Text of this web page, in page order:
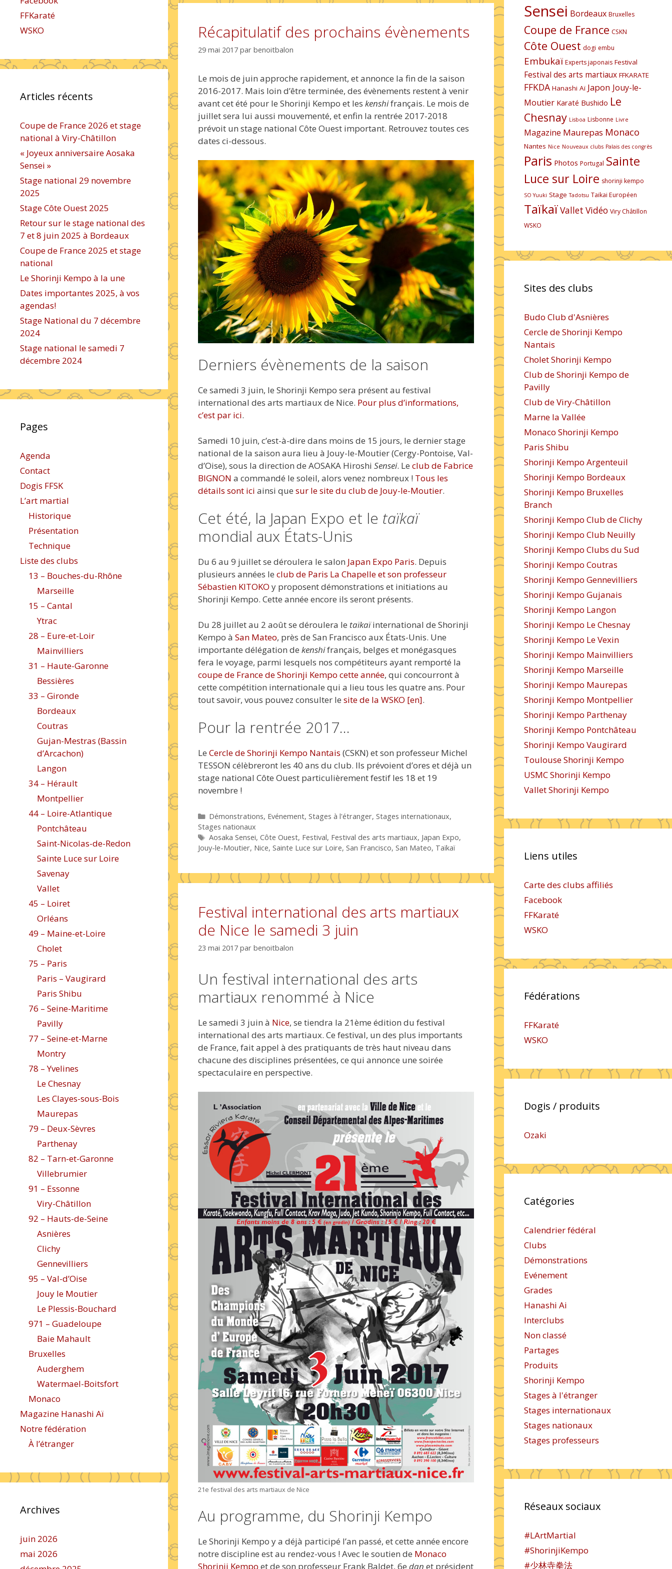
Récapitulatif des prochains évènements
29 mai 2017 par benoitbalon
Le mois de juin approche rapidement, et annonce la fin de la saison
2016-2017. Mais loin d’être terminée, des évènements restent à venir
avant cet été pour le Shorinji Kempo et les kenshifrançais. Le mois de
juillet sera lui aussi mouvementé, et enfin la rentrée 2017-2018
prévoit un stage national Côte Ouest important. Retrouvez toutes ces
dates ci-dessous.
Derniers évènements de la saison
Ce samedi 3 juin, le Shorinji Kempo sera présent au festival
international des arts martiaux de Nice. Pour plus d’informations,
c’est par ici.
Samedi 10 juin, c’est-à-dire dans moins de 15 jours, le dernier stage
national de la saison aura lieu à Jouy-le-Moutier (Cergy-Pontoise, Val-
d’Oise), sous la direction de AOSAKA Hiroshi Sensei. Le club de Fabrice
BIGNON a commandé le soleil, alors venez nombreux ! Tous les
détails sont ici ainsi que sur le site du club de Jouy-le-Moutier.
Cet été, la Japan Expo et le taïkaï
mondial aux États-Unis
Du 6 au 9 juillet se déroulera le salon Japan Expo Paris. Depuis
plusieurs années le club de Paris La Chapelle et son professeur
Sébastien KITOKO y proposent démonstrations et initiations au
Shorinji Kempo. Cette année encore ils seront présents.
Du 28 juillet au 2 août se déroulera le taïkaïinternational de Shorinji
Kempo à San Mateo, près de San Francisco aux États-Unis. Une
importante délégation de kenshifrançais, belges et monégasques
fera le voyage, parmi lesquels nos compétiteurs ayant remporté la
coupe de France de Shorinji Kempo cette année, qui concourront à
cette compétition internationale qui a lieu tous les quatre ans. Pour
tout savoir, vous pouvez consulter le site de la WSKO [en].
Pour la rentrée 2017…
Le Cercle de Shorinji Kempo Nantais (CSKN) et son professeur Michel
TESSON célèbreront les 40 ans du club. Ils prévoient d’ores et déjà un
stage national Côte Ouest particulièrement festif les 18 et 19
novembre !
Catégories
Démonstrations, Evénement, Stages à l'étranger, Stages internationaux,
Stages nationaux
Étiquettes
Aosaka Sensei, Côte Ouest, Festival, Festival des arts martiaux, Japan Expo,
Jouy-le-Moutier, Nice, Sainte Luce sur Loire, San Francisco, San Mateo, Taïkaï
Festival international des arts martiaux
de Nice le samedi 3 juin
23 mai 2017 par benoitbalon
Un festival international des arts
martiaux renommé à Nice
Le samedi 3 juin à Nice, se tiendra la 21ème édition du festival
international des arts martiaux. Ce festival, un des plus importants
de France, fait appel à des pratiquants de très haut niveau dans
chacune des disciplines présentées, ce qui annonce une soirée
spectaculaire en perspective.
21e festival des arts martiaux de Nice
Au programme, du Shorinji Kempo
Le Shorinji Kempo y a déjà participé l’an passé, et cette année encore
notre discipline est au rendez-vous ! Avec le soutien de Monaco
Shorinji Kempo et de son professeur Frank Baldet, 6e dan et président
FFKaraté
WSKO
Articles récents
Coupe de France 2026 et stage
national à Viry-Châtillon
« Joyeux anniversaire Aosaka
Sensei »
Stage national 29 novembre
2025
Stage Côte Ouest 2025
Retour sur le stage national des
7 et 8 juin 2025 à Bordeaux
Coupe de France 2025 et stage
national
Le Shorinji Kempo à la une
Dates importantes 2025, à vos
agendas!
Stage National du 7 décembre
2024
Stage national le samedi 7
décembre 2024
Pages
Agenda
Contact
Dogis FFSK
L’art martial
Historique
Présentation
Technique
Liste des clubs
13 – Bouches-du-Rhône
Marseille
15 – Cantal
Ytrac
28 – Eure-et-Loir
Mainvilliers
31 – Haute-Garonne
Bessières
33 – Gironde
Bordeaux
Coutras
Gujan-Mestras (Bassin
d’Arcachon)
Langon
34 – Hérault
Montpellier
44 – Loire-Atlantique
Pontchâteau
Saint-Nicolas-de-Redon
Sainte Luce sur Loire
Savenay
Vallet
45 – Loiret
Orléans
49 – Maine-et-Loire
Cholet
75 – Paris
Paris – Vaugirard
Paris Shibu
76 – Seine-Maritime
Pavilly
77 – Seine-et-Marne
Montry
78 – Yvelines
Le Chesnay
Les Clayes-sous-Bois
Maurepas
79 – Deux-Sèvres
Parthenay
82 – Tarn-et-Garonne
Villebrumier
91 – Essonne
Viry-Châtillon
92 – Hauts-de-Seine
Asnières
Clichy
Gennevilliers
95 – Val-d’Oise
Jouy le Moutier
Le Plessis-Bouchard
971 – Guadeloupe
Baie Mahault
Bruxelles
Auderghem
Watermael-Boitsfort
Monaco
Magazine Hanashi Aï
Notre fédération
À l’étranger
Archives
juin 2026
mai 2026
Sensei Bordeaux Bruxelles
Coupe de France CSKN
Côte Ouest dogi embu
Embukaï Experts japonais Festival
Festival des arts martiaux FFKARATE
FFKDA Hanashi Aï Japon Jouy-le-
Moutier Karaté Bushido Le
Chesnay Lisboa Lisbonne Livre
Magazine Maurepas Monaco
Nantes Nice Nouveaux clubs Palais des congrès
Paris Photos Portugal Sainte
Luce sur Loire shorinji kempo
SO Yuuki Stage Tadotsu Taikai Européen
TaïkaïVallet Vidéo Viry Châtillon
WSKO
Sites des clubs
Budo Club d'Asnières
Cercle de Shorinji Kempo
Nantais
Cholet Shorinji Kempo
Club de Shorinji Kempo de
Pavilly
Club de Viry-Châtillon
Marne la Vallée
Monaco Shorinji Kempo
Paris Shibu
Shorinji Kempo Argenteuil
Shorinji Kempo Bordeaux
Shorinji Kempo Bruxelles
Branch
Shorinji Kempo Club de Clichy
Shorinji Kempo Club Neuilly
Shorinji Kempo Clubs du Sud
Shorinji Kempo Coutras
Shorinji Kempo Gennevilliers
Shorinji Kempo Gujanais
Shorinji Kempo Langon
Shorinji Kempo Le Chesnay
Shorinji Kempo Le Vexin
Shorinji Kempo Mainvilliers
Shorinji Kempo Marseille
Shorinji Kempo Maurepas
Shorinji Kempo Montpellier
Shorinji Kempo Parthenay
Shorinji Kempo Pontchâteau
Shorinji Kempo Vaugirard
Toulouse Shorinji Kempo
USMC Shorinji Kempo
Vallet Shorinji Kempo
Liens utiles
Carte des clubs affiliés
Facebook
FFKaraté
WSKO
Fédérations
FFKaraté
WSKO
Dogis / produits
Ozaki
Catégories
Calendrier fédéral
Clubs
Démonstrations
Evénement
Grades
Hanashi Ai
Interclubs
Non classé
Partages
Produits
Shorinji Kempo
Stages à l'étranger
Stages internationaux
Stages nationaux
Stages professeurs
Réseaux sociaux
#LArtMartial
#ShorinjiKempo
#少林寺拳法